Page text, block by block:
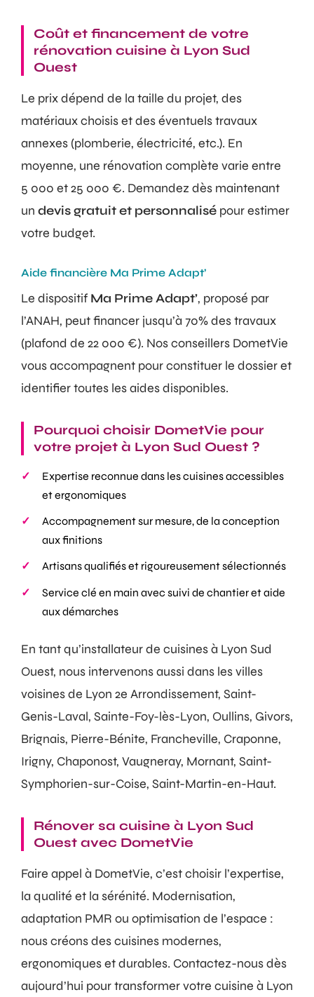
Coût et financement de votre
rénovation cuisine à Lyon Sud
Ouest
Le prix dépend de la taille du projet, des
matériaux choisis et des éventuels travaux
annexes (plomberie, électricité, etc.). En
moyenne, une rénovation complète varie entre
5 000 et 25 000 €. Demandez dès maintenant
un devis gratuit et personnalisé pour estimer
votre budget.
Aide financière Ma Prime Adapt’
Le dispositif Ma Prime Adapt’, proposé par
l’ANAH, peut financer jusqu’à 70% des travaux
(plafond de 22 000 €). Nos conseillers DometVie
vous accompagnent pour constituer le dossier et
identifier toutes les aides disponibles.
Pourquoi choisir DometVie pour
votre projet à Lyon Sud Ouest ?
Expertise reconnue dans les cuisines accessibles
et ergonomiques
Accompagnement sur mesure, de la conception
aux finitions
Artisans qualifiés et rigoureusement sélectionnés
Service clé en main avec suivi de chantier et aide
aux démarches
En tant qu’installateur de cuisines à Lyon Sud
Ouest, nous intervenons aussi dans les villes
voisines de Lyon 2e Arrondissement, Saint-
Genis-Laval, Sainte-Foy-lès-Lyon, Oullins, Givors,
Brignais, Pierre-Bénite, Francheville, Craponne,
Irigny, Chaponost, Vaugneray, Mornant, Saint-
Symphorien-sur-Coise, Saint-Martin-en-Haut.
Rénover sa cuisine à Lyon Sud
Ouest avec DometVie
Faire appel à DometVie, c’est choisir l’expertise,
la qualité et la sérénité. Modernisation,
adaptation PMR ou optimisation de l’espace :
nous créons des cuisines modernes,
ergonomiques et durables. Contactez-nous dès
aujourd’hui pour transformer votre cuisine à Lyon